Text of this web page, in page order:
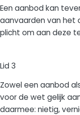
Een aanbod kan
aanvaarden van het
plicht om aan deze
Lid 3
Zowel een aanbod
voor de wet gelijk
daarmee: nietig,